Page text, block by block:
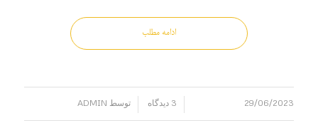
ادامه مطلب
29/06/2023 3 دیدگاه توسط ADMIN